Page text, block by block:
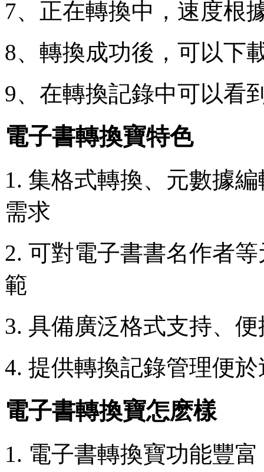
7、正在轉換中，速度根
8、轉換成功後，可以下
9、在轉換記錄中可以看
電子書轉換寶特色
1. 集格式轉換、元數據
需求
2. 可對電子書書名作者
範
3. 具備廣泛格式支持、
4. 提供轉換記錄管理便
電子書轉換寶怎麽樣
1. 電子書轉換寶功能豐